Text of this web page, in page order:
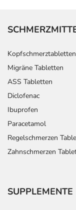
Kopfschmerztabletten
Migräne Tabletten
ASS Tabletten
Diclofenac
Ibuprofen
Paracetamol
Regelschmerzen
Zahnschmerzen
SUPPLEMENTE